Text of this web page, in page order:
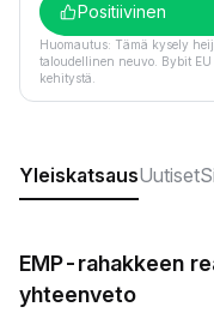
Positiivinen
Huomautus: Tämä kysely
taloudellinen neuvo. Bybit
kehitystä.
YleiskatsausUutiset
EMP-rahakkeen
yhteenveto